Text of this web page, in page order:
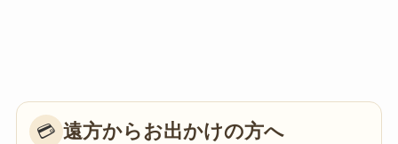
💳 遠方からお出かけの方へ